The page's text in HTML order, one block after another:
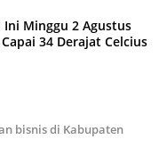
Ini Minggu 2 Agustus
34 Derajat Celcius
bisnis di Kabupaten